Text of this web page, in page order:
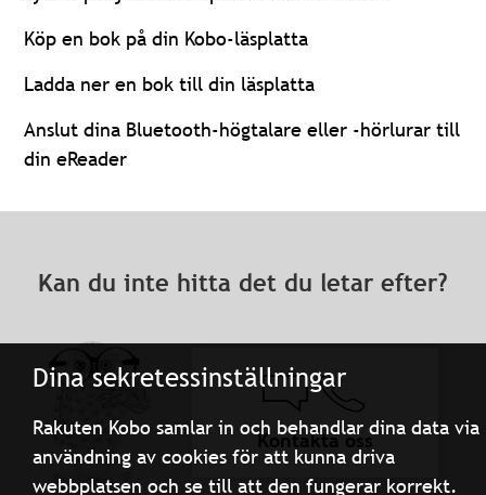
Dina sekretessinställningar
Rakuten Kobo samlar in och behandlar dina data via
användning av cookies för att kunna driva
webbplatsen och se till att den fungerar korrekt.
Köp en bok på din Kobo-läsplatta
Ladda ner en bok till din läsplatta
Anslut dina Bluetooth-högtalare eller -hörlurar till
din eReader
Kan du inte hitta det du letar efter?
Kontakta oss